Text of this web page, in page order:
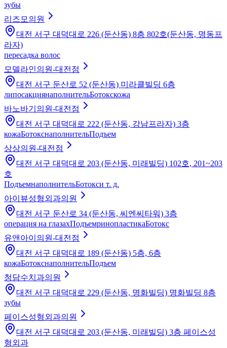
зубы
리즈모의원
대전 서구 대덕대로 226 (둔산동) 8층 802호(둔산동, 명동프
라자)
пересадка волос
모델라인의원-대전점
대전 서구 둔산로 52 (둔산동) 미라클빌딩 6층
липосакциянаполнительБотокскожа
바노바기의원-대전점
대전 서구 대덕대로 222 (둔산동, 강남프라자) 3층
кожаБотокснаполнительПодъем
상상의원-대전점
대전 서구 대덕대로 203 (둔산동, 미래빌딩) 102호, 201~203
호
ПодъемнаполнительБотокси т. д.
아이뷰성형외과의원
대전 서구 둔산로 34 (둔산동, 씨엔씨타워) 3층
операция на глазахПодъемринопластикаБотокс
유앤아이의원-대전점
대전 서구 대덕대로 189 (둔산동) 5층, 6층
кожаБотокснаполнительПодъем
청담수치과의원
대전 서구 대덕대로 229 (둔산동, 명화빌딩) 명화빌딩 8층
зубы
페이스성형외과의원
대전 서구 대덕대로 203 (둔산동, 미래빌딩) 3층 페이스성
형외과